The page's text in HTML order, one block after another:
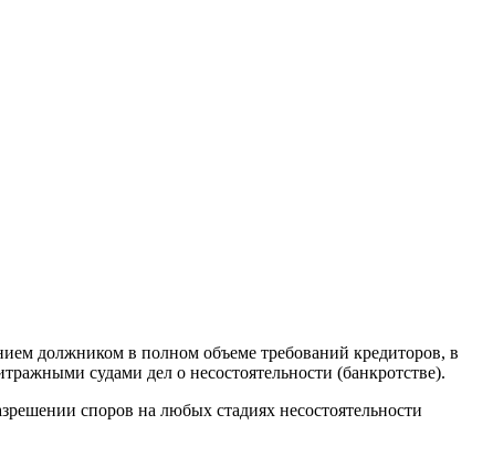
должником в полном объеме требований кредиторов, в
судами дел о несостоятельности (банкротстве).
споров на любых стадиях несостоятельности